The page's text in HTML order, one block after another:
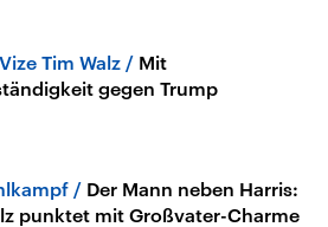
Tim Walz
Mit
gegen Trump
Der Mann neben Harris:
punktet mit Großvater-Charme